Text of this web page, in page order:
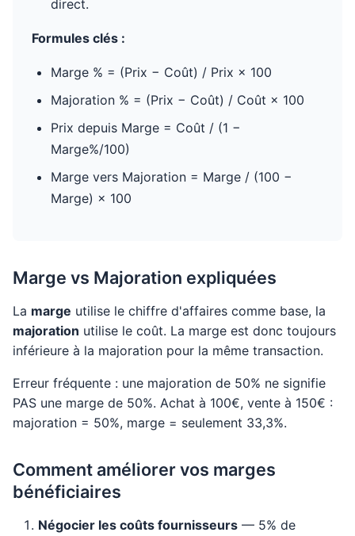
direct.
Formules clés :
Marge % = (Prix − Coût) / Prix × 100
Majoration % = (Prix − Coût) / Coût × 100
Prix depuis Marge = Coût / (1 −
Marge%/100)
Marge vers Majoration = Marge / (100 −
Marge) × 100
Marge vs Majoration expliquées
La marge utilise le chiffre d'affaires comme base, la
majoration utilise le coût. La marge est donc toujours
inférieure à la majoration pour la même transaction.
Erreur fréquente : une majoration de 50% ne signifie
PAS une marge de 50%. Achat à 100€, vente à 150€ :
majoration = 50%, marge = seulement 33,3%.
Comment améliorer vos marges
bénéficiaires
Négocier les coûts fournisseurs — 5% de